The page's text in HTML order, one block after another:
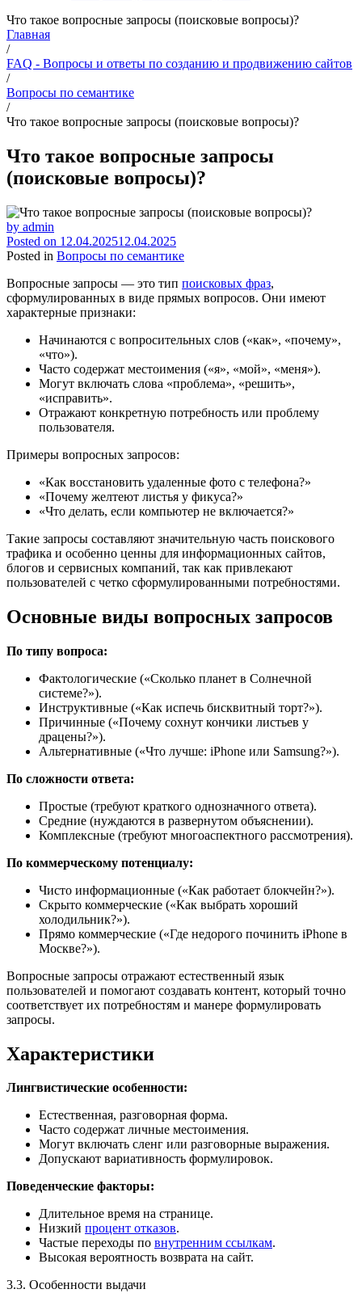
Что такое вопросные запросы (поисковые вопросы)?
Главная
/
FAQ - Вопросы и ответы по созданию и продвижению сайтов
/
Вопросы по семантике
/
Что такое вопросные запросы (поисковые вопросы)?
Что такое вопросные запросы
(поисковые вопросы)?
by admin
Posted on 12.04.202512.04.2025
Posted in Вопросы по семантике
Вопросные запросы — это тип поисковых фраз,
сформулированных в виде прямых вопросов. Они имеют
характерные признаки:
Начинаются с вопросительных слов («как», «почему»,
«что»).
Часто содержат местоимения («я», «мой», «меня»).
Могут включать слова «проблема», «решить»,
«исправить».
Отражают конкретную потребность или проблему
пользователя.
Примеры вопросных запросов:
«Как восстановить удаленные фото с телефона?»
«Почему желтеют листья у фикуса?»
«Что делать, если компьютер не включается?»
Такие запросы составляют значительную часть поискового
трафика и особенно ценны для информационных сайтов,
блогов и сервисных компаний, так как привлекают
пользователей с четко сформулированными потребностями.
Основные виды вопросных запросов
По типу вопроса:
Фактологические («Сколько планет в Солнечной
системе?»).
Инструктивные («Как испечь бисквитный торт?»).
Причинные («Почему сохнут кончики листьев у
драцены?»).
Альтернативные («Что лучше: iPhone или Samsung?»).
По сложности ответа:
Простые (требуют краткого однозначного ответа).
Средние (нуждаются в развернутом объяснении).
Комплексные (требуют многоаспектного рассмотрения).
По коммерческому потенциалу:
Чисто информационные («Как работает блокчейн?»).
Скрыто коммерческие («Как выбрать хороший
холодильник?»).
Прямо коммерческие («Где недорого починить iPhone в
Москве?»).
Вопросные запросы отражают естественный язык
пользователей и помогают создавать контент, который точно
соответствует их потребностям и манере формулировать
запросы.
Характеристики
Лингвистические особенности:
Естественная, разговорная форма.
Часто содержат личные местоимения.
Могут включать сленг или разговорные выражения.
Допускают вариативность формулировок.
Поведенческие факторы:
Длительное время на странице.
Низкий процент отказов.
Частые переходы по внутренним ссылкам.
Высокая вероятность возврата на сайт.
3.3. Особенности выдачи